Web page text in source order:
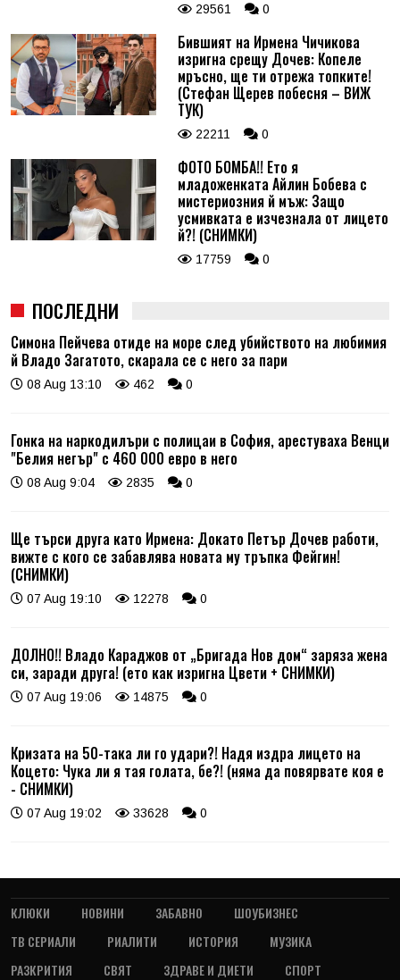
29561 0
Бившият на Ирмена Чичикова
изригна срещу Дочев: Копеле
мръсно, ще ти отрежа топките!
(Стефан Щерев побесня – ВИЖ
ТУК)
22211 0
ФОТО БОМБА!! Ето я
младоженката Айлин Бобева с
мистериозния й мъж: Защо
усмивката е изчезнала от лицето
й?! (СНИМКИ)
17759 0
ПОСЛЕДНИ
Симона Пейчева отиде на море след убийството на любимия
й Владо Загатото, скарала се с него за пари
08 Aug 13:10 462 0
Гонка на наркодилъри с полицаи в София, арестуваха Венци
"Белия негър" с 460 000 евро в него
08 Aug 9:04 2835 0
Ще търси друга като Ирмена: Докато Петър Дочев работи,
вижте с кого се забавлява новата му тръпка Фейгин!
(СНИМКИ)
07 Aug 19:10 12278 0
ДОЛНО!! Владо Караджов от „Бригада Нов дом“ заряза жена
си, заради друга! (ето как изригна Цвети + СНИМКИ)
07 Aug 19:06 14875 0
Кризата на 50-така ли го удари?! Надя издра лицето на
Коцето: Чука ли я тая голата, бе?! (няма да повярвате коя е
- СНИМКИ)
07 Aug 19:02 33628 0
КЛЮКИ НОВИНИ ЗАБАВНО
ШОУБИЗНЕС
ТВ СЕРИАЛИ
РИАЛИТИ ИСТОРИЯ
МУЗИКА
РАЗКРИТИЯ
СВЯТ ЗДРАВЕ И ДИЕТИ СПОРТ